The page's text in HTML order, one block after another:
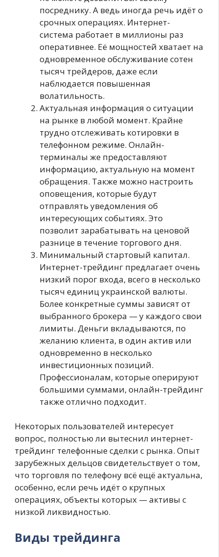
посреднику. А ведь иногда речь идёт о
срочных операциях. Интернет-
система работает в миллионы раз
оперативнее. Её мощностей хватает на
одновременное обслуживание сотен
тысяч трейдеров, даже если
наблюдается повышенная
волатильность.
Актуальная информация о ситуации
на рынке в любой момент. Крайне
трудно отслеживать котировки в
телефонном режиме. Онлайн-
терминалы же предоставляют
информацию, актуальную на момент
обращения. Также можно настроить
оповещения, которые будут
отправлять уведомления об
интересующих событиях. Это
позволит зарабатывать на ценовой
разнице в течение торгового дня.
Минимальный стартовый капитал.
Интернет-трейдинг предлагает очень
низкий порог входа, всего в несколько
тысяч единиц украинской валюты.
Более конкретные суммы зависят от
выбранного брокера — у каждого свои
лимиты. Деньги вкладываются, по
желанию клиента, в один актив или
одновременно в несколько
инвестиционных позиций.
Профессионалам, которые оперируют
большими суммами, онлайн-трейдинг
также отлично подходит.
Некоторых пользователей интересует
вопрос, полностью ли вытеснил интернет-
трейдинг телефонные сделки с рынка. Опыт
зарубежных дельцов свидетельствует о том,
что торговля по телефону всё ещё актуальна,
особенно, если речь идёт о крупных
операциях, объекты которых — активы с
низкой ликвидностью.
Виды трейдинга